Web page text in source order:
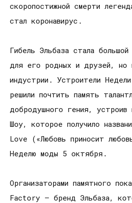
скоропостижной смерти
стал коронавирус.
Гибель Эльбаза стала
для его родных и друзей, но
индустрии. Устроители
решили почтить память
добродушного гения,
Шоу, которое получило
Love («Любовь приносит
Неделю моды 5 октября.
Организаторами памятного
Factory – бренд Эльбаза,